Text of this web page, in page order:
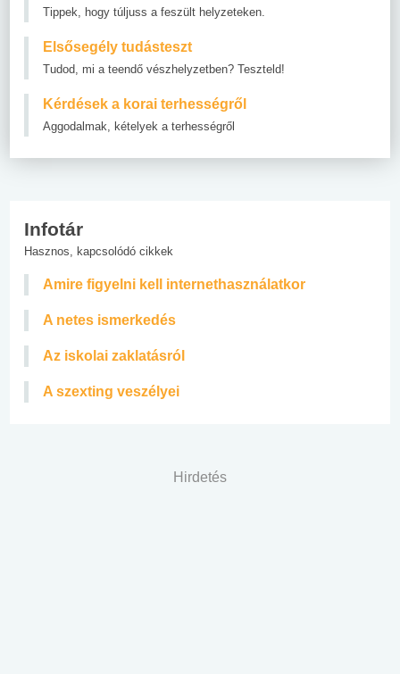
Tippek, hogy túljuss a feszült helyzeteken.
Elsősegély tudásteszt
Tudod, mi a teendő vészhelyzetben? Teszteld!
Kérdések a korai terhességről
Aggodalmak, kételyek a terhességről
Infotár
Hasznos, kapcsolódó cikkek
Amire figyelni kell internethasználatkor
A netes ismerkedés
Az iskolai zaklatásról
A szexting veszélyei
Hirdetés